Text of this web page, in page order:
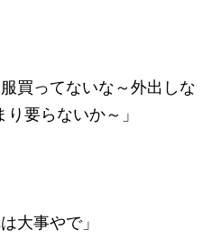
服買ってないな～外出しな
要らないか～」
大事やで」